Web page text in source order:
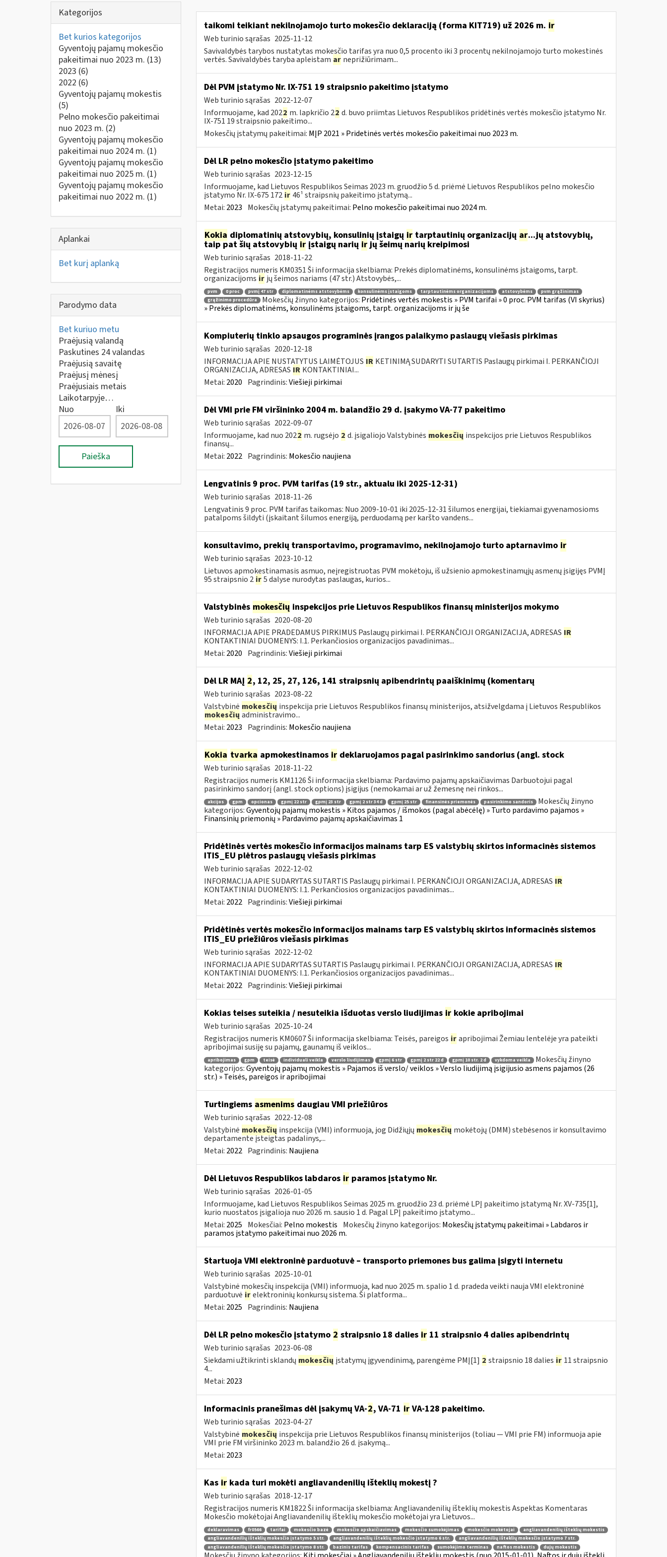
Kategorijos
Bet kurios kategorijos
Gyventojų pajamų mokesčio
pakeitimai nuo 2023 m. (13)
2023 (6)
2022 (6)
Gyventojų pajamų mokestis
(5)
Pelno mokesčio pakeitimai
nuo 2023 m. (2)
Gyventojų pajamų mokesčio
pakeitimai nuo 2024 m. (1)
Gyventojų pajamų mokesčio
pakeitimai nuo 2025 m. (1)
Gyventojų pajamų mokesčio
pakeitimai nuo 2022 m. (1)
Aplankai
Bet kurį aplanką
Parodymo data
Bet kuriuo metu
Praėjusią valandą
Paskutines 24 valandas
Praėjusią savaitę
Praėjusį mėnesį
Praėjusiais metais
Laikotarpyje…
Nuo
Iki
Paieška
taikomi teikiant nekilnojamojo turto mokesčio deklaraciją (forma KIT719) už 2026 m. ir
Web turinio sąrašas 2025-11-12
Savivaldybės tarybos nustatytas mokesčio tarifas yra nuo 0,5 procento iki 3 procentų nekilnojamojo turto mokestinės
vertės. Savivaldybės taryba apleistam ar neprižiūrimam...
Dėl PVM įstatymo Nr. IX-751 19 straipsnio pakeitimo įstatymo
Web turinio sąrašas 2022-12-07
Informuojame, kad 2022 m. lapkričio 22 d. buvo priimtas Lietuvos Respublikos pridėtinės vertės mokesčio įstatymo Nr.
IX-751 19 straipsnio pakeitimo...
Mokesčių įstatymų pakeitimai: MĮP 2021 » Pridetinės vertės mokesčio pakeitimai nuo 2023 m.
Dėl LR pelno mokesčio įstatymo pakeitimo
Web turinio sąrašas 2023-12-15
Informuojame, kad Lietuvos Respublikos Seimas 2023 m. gruodžio 5 d. priėmė Lietuvos Respublikos pelno mokesčio
įstatymo Nr. IX-675 172 ir 46¹ straipsnių pakeitimo įstatymą...
Metai: 2023 Mokesčių įstatymų pakeitimai: Pelno mokesčio pakeitimai nuo 2024 m.
Kokia diplomatinių atstovybių, konsulinių įstaigų irtarptautinių organizacijų ar...jų atstovybių,
taip pat šių atstovybių irįstaigų narių irjų šeimų narių kreipimosi
Web turinio sąrašas 2018-11-22
Registracijos numeris KM0351 Ši informacija skelbiama: Prekės diplomatinėms, konsulinėms įstaigoms, tarpt.
organizacijoms ir jų šeimos nariams (47 str.) Atstovybės,...
pvm 0 proc pvmį 47 str diplomatinėms atstovybėms konsulinėms įstaigoms tarptautinėms organizacijoms atstovybėms
pvm grąžinimas
grąžinimo procedūra
Mokesčių žinyno kategorijos: Pridėtinės vertės mokestis » PVM tarifai » 0 proc. PVM tarifas (VI skyrius)
» Prekės diplomatinėms, konsulinėms įstaigoms, tarpt. organizacijoms ir jų še
Kompiuterių tinklo apsaugos programinės įrangos palaikymo paslaugų viešasis pirkimas
Web turinio sąrašas 2020-12-18
INFORMACIJA APIE NUSTATYTUS LAIMĖTOJUS IR KETINIMĄ SUDARYTI SUTARTIS Paslaugų pirkimai I. PERKANČIOJI
ORGANIZACIJA, ADRESAS IR KONTAKTINIAI...
Metai: 2020 Pagrindinis:Viešieji pirkimai
Dėl VMI prie FM viršininko 2004 m. balandžio 29 d. įsakymo VA-77 pakeitimo
Web turinio sąrašas 2022-09-07
Informuojame, kad nuo 2022 m. rugsėjo 2 d. įsigaliojo Valstybinės mokesčių inspekcijos prie Lietuvos Respublikos
finansų...
Metai: 2022 Pagrindinis: Mokesčio naujiena
Lengvatinis 9 proc. PVM tarifas (19 str., aktualu iki 2025-12-31)
Web turinio sąrašas 2018-11-26
Lengvatinis 9 proc. PVM tarifas taikomas: Nuo 2009-10-01 iki 2025-12-31 šilumos energijai, tiekiamai gyvenamosioms
patalpoms šildyti (įskaitant šilumos energiją, perduodamą per karšto vandens...
konsultavimo, prekių transportavimo, programavimo, nekilnojamojo turto aptarnavimo ir
Web turinio sąrašas 2023-10-12
Lietuvos apmokestinamasis asmuo, neįregistruotas PVM mokėtoju, iš užsienio apmokestinamųjų asmenų įsigijęs PVMĮ
95 straipsnio 2 ir 5 dalyse nurodytas paslaugas, kurios...
Valstybinės mokesčių inspekcijos prie Lietuvos Respublikos finansų ministerijos mokymo
Web turinio sąrašas 2020-08-20
INFORMACIJA APIE PRADEDAMUS PIRKIMUS Paslaugų pirkimai I. PERKANČIOJI ORGANIZACIJA, ADRESAS IR
KONTAKTINIAI DUOMENYS: I.1. Perkančiosios organizacijos pavadinimas...
Metai: 2020 Pagrindinis:Viešieji pirkimai
Dėl LR MAĮ 2, 12, 25, 27, 126, 141 straipsnių apibendrintų paaiškinimų (komentarų
Web turinio sąrašas 2023-08-22
Valstybinė mokesčių inspekcija prie Lietuvos Respublikos finansų ministerijos, atsižvelgdama į Lietuvos Respublikos
mokesčių administravimo...
Metai: 2023 Pagrindinis: Mokesčio naujiena
Kokia tvarka apmokestinamos irdeklaruojamos pagal pasirinkimo sandorius (angl. stock
Web turinio sąrašas 2018-11-22
Registracijos numeris KM1126 Ši informacija skelbiama: Pardavimo pajamų apskaičiavimas Darbuotojui pagal
pasirinkimo sandorį (angl. stock options) įsigijus (nemokamai ar už žemesnę nei rinkos...
akcijos gpm opcionas gpmį 22 str gpmį 23 str gpmį 2 str 34 d gpmį 25 str finansinės priemonės pasirinkimo sandoris
Mokesčių žinyno
kategorijos:Gyventojų pajamų mokestis » Kitos pajamos / išmokos (pagal abėcėlę) » Turto pardavimo pajamos »
Finansinių priemonių » Pardavimo pajamų apskaičiavimas 1
Pridėtinės vertės mokesčio informacijos mainams tarp ES valstybių skirtos informacinės sistemos
ITIS_EU plėtros paslaugų viešasis pirkimas
Web turinio sąrašas 2022-12-02
INFORMACIJA APIE SUDARYTAS SUTARTIS Paslaugų pirkimai I. PERKANČIOJI ORGANIZACIJA, ADRESAS IR
KONTAKTINIAI DUOMENYS: I.1. Perkančiosios organizacijos pavadinimas...
Metai: 2022 Pagrindinis:Viešieji pirkimai
Pridėtinės vertės mokesčio informacijos mainams tarp ES valstybių skirtos informacinės sistemos
ITIS_EU priežiūros viešasis pirkimas
Web turinio sąrašas 2022-12-02
INFORMACIJA APIE SUDARYTAS SUTARTIS Paslaugų pirkimai I. PERKANČIOJI ORGANIZACIJA, ADRESAS IR
KONTAKTINIAI DUOMENYS: I.1. Perkančiosios organizacijos pavadinimas...
Metai: 2022 Pagrindinis:Viešieji pirkimai
Kokias teises suteikia / nesuteikia išduotas verslo liudijimas irkokie apribojimai
Web turinio sąrašas 2025-10-24
Registracijos numeris KM0607 Ši informacija skelbiama: Teisės, pareigos ir apribojimai Žemiau lentelėje yra pateikti
apribojimai susiję su pajamų, gaunamų iš veiklos...
apribojimas gpm teisė individuali veikla verslo liudijimas gpmį 6 str gpmį 2 str 22 d gpmį 10 str. 2 d vykdoma veikla
Mokesčių žinyno
kategorijos:Gyventojų pajamų mokestis » Pajamos iš verslo/ veiklos » Verslo liudijimą įsigijusio asmens pajamos (26
str.) » Teisės, pareigos ir apribojimai
Turtingiems asmenims daugiau VMI priežiūros
Web turinio sąrašas 2022-12-08
Valstybinė mokesčių inspekcija (VMI) informuoja, jog Didžiųjų mokesčių mokėtojų (DMM) stebėsenos ir konsultavimo
departamente įsteigtas padalinys,...
Metai: 2022 Pagrindinis: Naujiena
Dėl Lietuvos Respublikos labdaros irparamos įstatymo Nr.
Web turinio sąrašas 2026-01-05
Informuojame, kad Lietuvos Respublikos Seimas 2025 m. gruodžio 23 d. priėmė LPĮ pakeitimo įstatymą Nr. XV-735[1],
kurio nuostatos įsigalioja nuo 2026 m. sausio 1 d. Pagal LPĮ pakeitimo įstatymo...
Metai: 2025 Mokesčiai: Pelno mokestis Mokesčių žinyno kategorijos: Mokesčių įstatymų pakeitimai » Labdaros ir
paramos įstatymo pakeitimai nuo 2026 m.
Startuoja VMI elektroninė parduotuvė – transporto priemones bus galima įsigyti internetu
Web turinio sąrašas 2025-10-01
Valstybinė mokesčių inspekcija (VMI) informuoja, kad nuo 2025 m. spalio 1 d. pradeda veikti nauja VMI elektroninė
parduotuvė ir elektroninių konkursų sistema. Ši platforma...
Metai: 2025 Pagrindinis: Naujiena
Dėl LR pelno mokesčio įstatymo 2 straipsnio 18 dalies ir11 straipsnio 4 dalies apibendrintų
Web turinio sąrašas 2023-06-08
Siekdami užtikrinti sklandų mokesčių įstatymų įgyvendinimą, parengėme PMĮ[1] 2 straipsnio 18 dalies ir 11 straipsnio
4...
Metai: 2023
Informacinis pranešimas dėl įsakymų VA-2, VA-71 irVA-128 pakeitimo.
Web turinio sąrašas 2023-04-27
Valstybinė mokesčių inspekcija prie Lietuvos Respublikos finansų ministerijos (toliau ― VMI prie FM) informuoja apie
VMI prie FM viršininko 2023 m. balandžio 26 d. įsakymą...
Metai: 2023
Kas irkada turi mokėti angliavandenilių išteklių mokestį ?
Web turinio sąrašas 2018-12-17
Registracijos numeris KM1822 Ši informacija skelbiama: Angliavandenilių išteklių mokestis Aspektas Komentaras
Mokesčio mokėtojai Angliavandenilių išteklių mokesčio mokėtojai yra Lietuvos...
deklaravimas fr0566 tarifai mokesčio bazė mokesčio apskaičiavimas mokesčio sumokėjimas mokesčio mokėtojai
angliavandenilių išteklių mokestis
angliavandenilių išteklių mokesčio įstatymo 5 str.
angliavandenilių išteklių mokesčio įstatymo 6 str.
angliavandenilių išteklių mokesčio įstatymo 7 str.
angliavandenilių išteklių mokesčio įstatymo 8 str.
bazinis tarifas kompensacinis tarifas sumokėjimo terminas naftos mokestis dujų mokestis